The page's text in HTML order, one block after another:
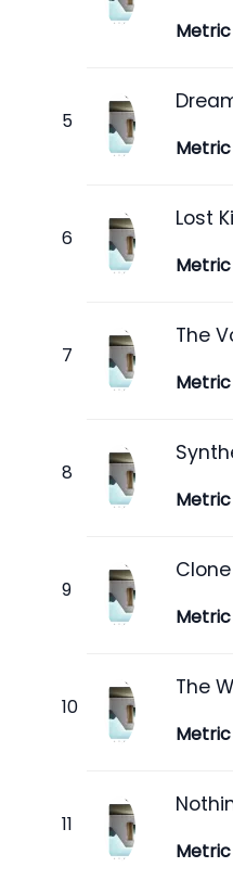
Metric
Metric
Lost
Metric
The
Metric
Metric
Clone
Metric
The
Metric
Metric